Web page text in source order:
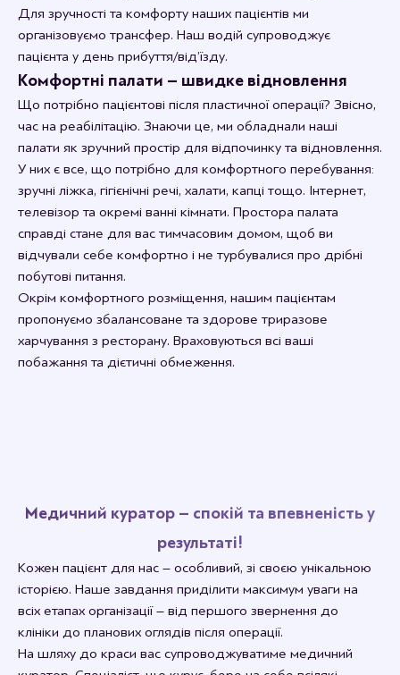
Для зручності та комфорту наших пацієнтів ми
організовуємо трансфер. Наш водій супроводжує
пацієнта у день прибуття/від’їзду.
Комфортні палати – швидке відновлення
Що потрібно пацієнтові після пластичної операції? Звісно,
час на реабілітацію. Знаючи це, ми обладнали наші
палати як зручний простір для відпочинку та відновлення.
У них є все, що потрібно для комфортного перебування:
зручні ліжка, гігієнічні речі, халати, капці тощо. Інтернет,
телевізор та окремі ванні кімнати. Простора палата
справді стане для вас тимчасовим домом, щоб ви
відчували себе комфортно і не турбувалися про дрібні
побутові питання.
Окрім комфортного розміщення, нашим пацієнтам
пропонуємо збалансоване та здорове триразове
харчування з ресторану. Враховуються всі ваші
побажання та дієтичні обмеження.
Медичний куратор – спокій та впевненість у
результаті!
Кожен пацієнт для нас – особливий, зі своєю унікальною
історією. Наше завдання приділити максимум уваги на
всіх етапах організації – від першого звернення до
клініки до планових оглядів після операції.
На шляху до краси вас супроводжуватиме медичний